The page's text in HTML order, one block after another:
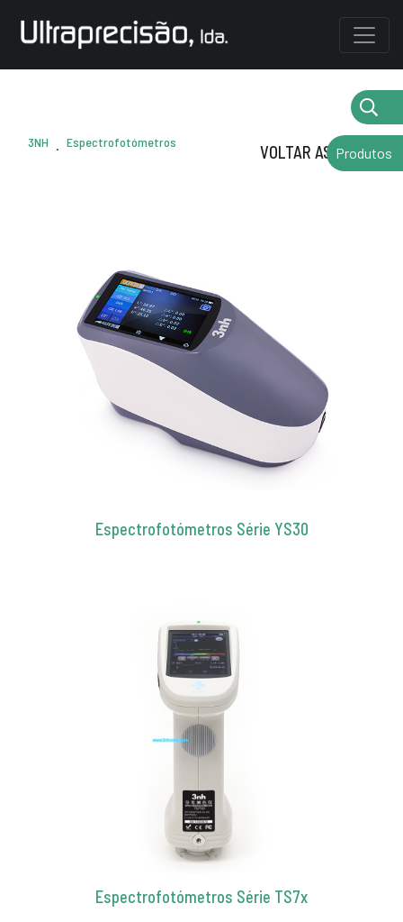
3NH . Espectrofotómetros VOLTAR AS MARCAS
Espectrofotómetros Série YS30
Espectrofotómetros Série TS7x
Produtos